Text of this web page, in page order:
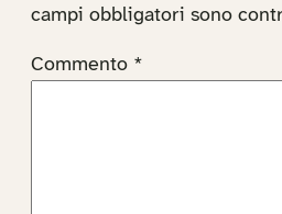
campi obbligatori sono
Commento *